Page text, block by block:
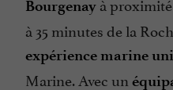
Bourgenay
à 35 minutes de la
expérience marine
Marine. Avec un